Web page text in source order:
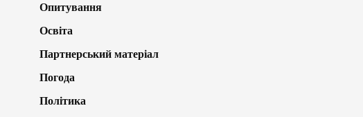
Опитування
Освіта
Партнерський матеріал
Погода
Політика